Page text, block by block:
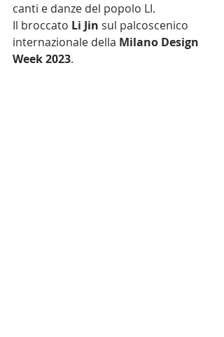
canti e danze del popolo LI.
Il broccato Li Jin sul palcoscenico
internazionale della Milano Design
Week 2023.